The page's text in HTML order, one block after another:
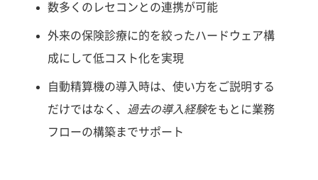
数多くのレセコンとの連携が可能
外来の保険診療に的を絞ったハードウェア構
成にして低コスト化を実現
自動精算機の導入時は、使い方をご説明する
だけではなく、
過去の導入経験をもとに業務
フローの構築までサポート